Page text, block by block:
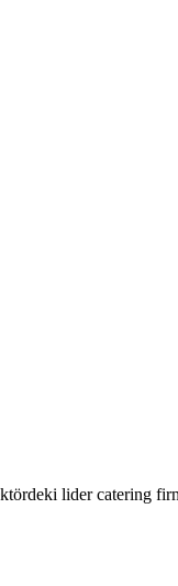
lider catering